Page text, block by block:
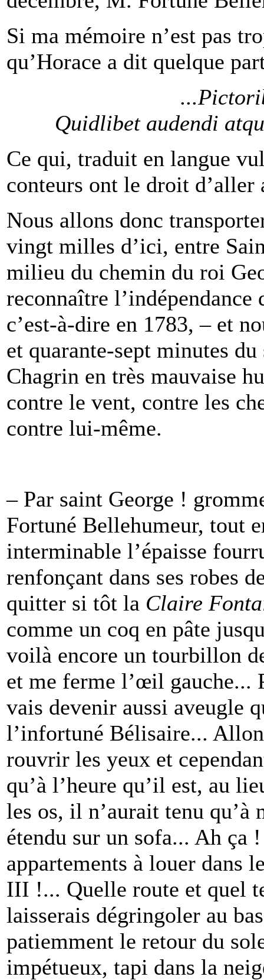
Si ma mémoire n’est pas
qu’Horace a dit quelque
Quidlibetaudendi
Ce qui, traduit en langue
conteurs ont le droit d’aller
Nous allons donc
vingt milles d’ici, entre
milieu du chemin du roi
reconnaître
c’est-à-dire en 1783, – et
et quarante-sept minutes
Chagrin en très mauvaise
contre le vent, contre les
contre lui-même.
– Par saint George !
Fortuné Bellehumeur, tout
interminable l’épaisse
renfonçant dans ses robes
quitter si tôt la Claire
comme un coq en pâte
voilà encore un tourbillon
et me ferme l’œil gauche...
vais devenir aussi aveugle
l’infortuné Bélisaire...
rouvrir les yeux et
qu’à l’heure qu’il est, au
les os, il n’aurait tenu
étendu sur un sofa... Ah ça
appartements à louer dans
III !... Quelle route et quel
laisserais dégringoler au
patiemment le retour du
impétueux, tapi dans la